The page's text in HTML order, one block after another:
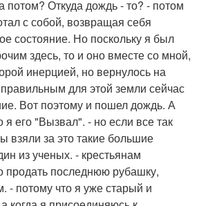
потом? Откуда дождь - то? - потом
с собой, возвращая себя
состояние. Но поскольку я был
здесь, то и оно вместе со мной,
инерцией, но вернулось на
для этой земли сейчас
Вот поэтому и пошел дождь. А
я его "Вызвал". - но если все так
взяли за это такие большие
из ученых. - крестьянам
продать последнюю рубашку,
- потому что я уже старый и